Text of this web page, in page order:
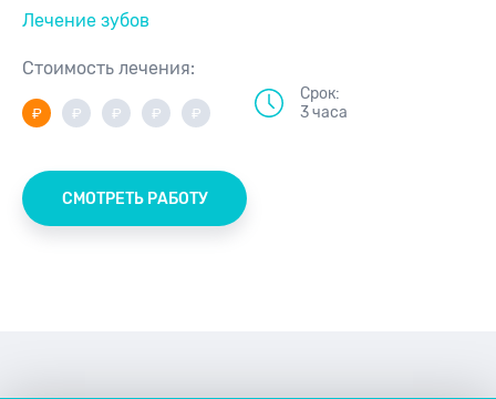
Лечение зубов
Стоимость лечения:
Срок:
3 часа
СМОТРЕТЬ РАБОТУ